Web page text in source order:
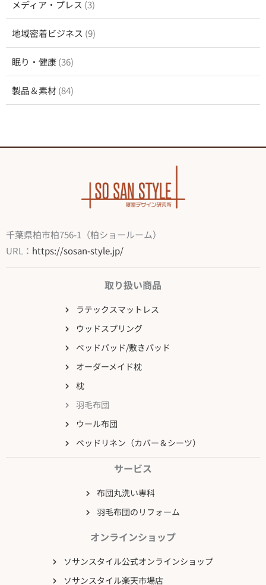
メディア・プレス (3)
地域密着ビジネス (9)
眠り・健康(36)
製品＆素材(84)
取り扱い商品
ラテックスマットレス
ウッドスプリング
ベッドパッド/敷きパッド
オーダーメイド枕
枕
羽毛布団
ウール布団
ベッドリネン（カバー＆シーツ）
サービス
布団丸洗い専科
羽毛布団のリフォーム
オンラインショップ
ソサンスタイル公式オンラインショップ
ソサンスタイル楽天市場店
千葉県柏市柏756-1（柏ショールーム）
URL： https://sosan-style.jp/